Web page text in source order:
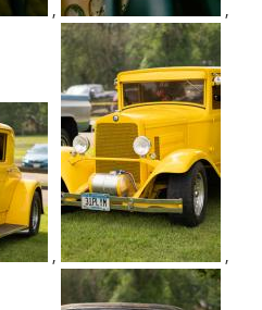
, ,
, ,